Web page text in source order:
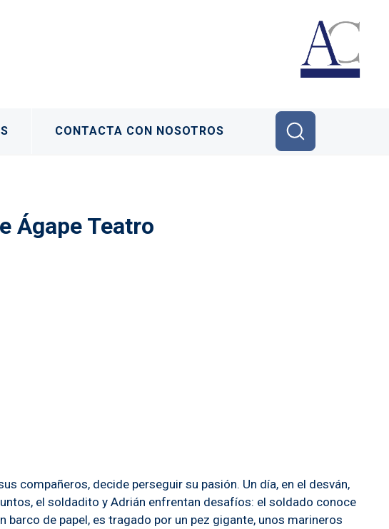
CONTACTA CON NOSOTROS
Ágape Teatro
compañeros, decide perseguir su pasión. Un día, en el desván,
el soldadito y Adrián enfrentan desafíos: el soldado conoce
barco de papel, es tragado por un pez gigante, unos marineros